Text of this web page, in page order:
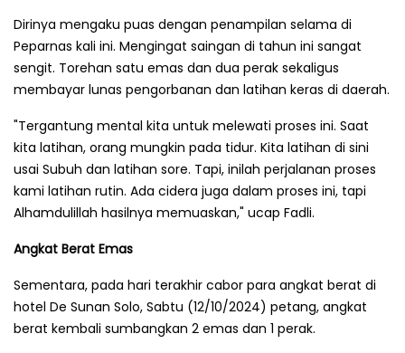
Dirinya mengaku puas dengan penampilan selama di
Peparnas kali ini. Mengingat saingan di tahun ini sangat
sengit. Torehan satu emas dan dua perak sekaligus
membayar lunas pengorbanan dan latihan keras di daerah.
"Tergantung mental kita untuk melewati proses ini. Saat
kita latihan, orang mungkin pada tidur. Kita latihan di sini
usai Subuh dan latihan sore. Tapi, inilah perjalanan proses
kami latihan rutin. Ada cidera juga dalam proses ini, tapi
Alhamdulillah hasilnya memuaskan," ucap Fadli.
Angkat Berat Emas
Sementara, pada hari terakhir cabor para angkat berat di
hotel De Sunan Solo, Sabtu (12/10/2024) petang, angkat
berat kembali sumbangkan 2 emas dan 1 perak.